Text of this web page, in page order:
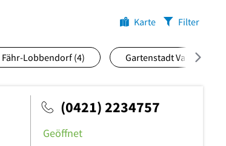
Karte Filter
Fähr-Lobbendorf (4) Gartenstadt Vahr(4)
(0421) 2234757
Geöffnet